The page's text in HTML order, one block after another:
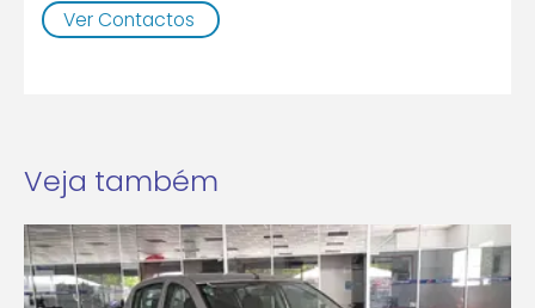
Ver Contactos
Veja também